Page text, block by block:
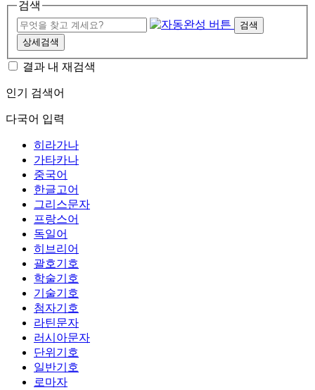
검색
검색
상세검색
결과 내 재검색
인기 검색어
다국어 입력
히라가나
가타카나
중국어
한글고어
그리스문자
프랑스어
독일어
히브리어
괄호기호
학술기호
기술기호
첨자기호
라틴문자
러시아문자
단위기호
일반기호
로마자